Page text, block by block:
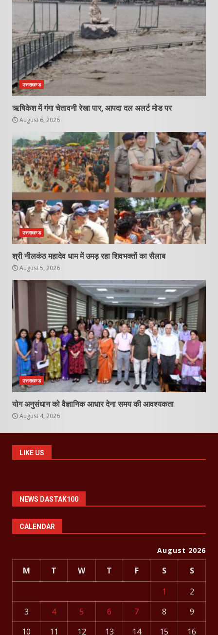
उत्तराखण्ड
ऋषिकेश में गंगा चेतावनी रेखा पार, आपदा दल अलर्ट मोड पर
August 6, 2026
उत्तराखण्ड
श्री नीलकंठ महादेव धाम में उमड़ रहा शिवभक्तों का सैलाब
August 5, 2026
उत्तराखण्ड
योग अनुसंधान को वैज्ञानिक आधार देना समय की आवश्यकता
August 4, 2026
LIKE US
NEWS DASTAK100
CALENDAR
August 2026
M T W T F S
S
1
2
3
4 5 6 7 8
9
10
11 12 13 14 15 16